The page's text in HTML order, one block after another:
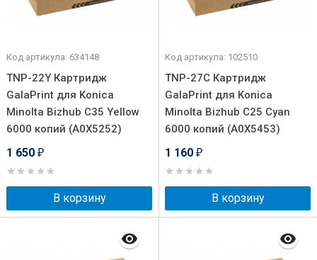
Код артикула: 634148
TNP-22Y Картридж
GalaPrint для Konica
Minolta Bizhub C35 Yellow
6000 копий (A0X5252)
1 650 ₽
В корзину
Код артикула: 102510
TNP-27C Картридж
GalaPrint для Konica
Minolta Bizhub C25 Cyan
6000 копий (A0X5453)
1 160 ₽
В корзину